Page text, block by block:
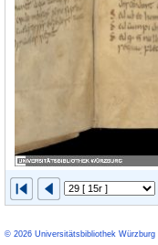
© 2026 Universitätsbibliothek Würzburg